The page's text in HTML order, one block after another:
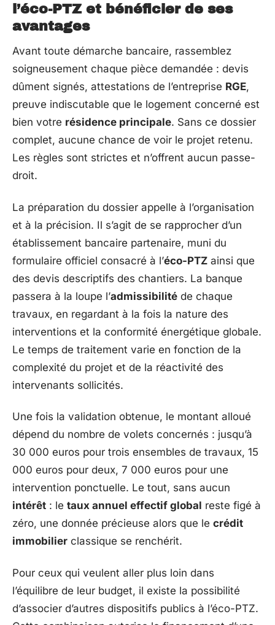
l’éco-PTZ et bénéficier de ses
avantages
Avant toute démarche bancaire, rassemblez
soigneusement chaque pièce demandée : devis
dûment signés, attestations de l’entreprise RGE,
preuve indiscutable que le logement concerné est
bien votre résidence principale. Sans ce dossier
complet, aucune chance de voir le projet retenu.
Les règles sont strictes et n’offrent aucun passe-
droit.
La préparation du dossier appelle à l’organisation
et à la précision. Il s’agit de se rapprocher d’un
établissement bancaire partenaire, muni du
formulaire officiel consacré à l’éco-PTZ ainsi que
des devis descriptifs des chantiers. La banque
passera à la loupe l’admissibilité de chaque
travaux, en regardant à la fois la nature des
interventions et la conformité énergétique globale.
Le temps de traitement varie en fonction de la
complexité du projet et de la réactivité des
intervenants sollicités.
Une fois la validation obtenue, le montant alloué
dépend du nombre de volets concernés : jusqu’à
30 000 euros pour trois ensembles de travaux, 15
000 euros pour deux, 7 000 euros pour une
intervention ponctuelle. Le tout, sans aucun
intérêt : le taux annuel effectif global reste figé à
zéro, une donnée précieuse alors que le crédit
immobilier classique se renchérit.
Pour ceux qui veulent aller plus loin dans
l’équilibre de leur budget, il existe la possibilité
d’associer d’autres dispositifs publics à l’éco-PTZ.